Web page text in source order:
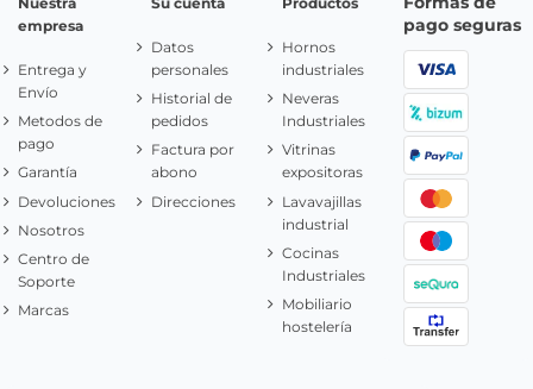
empresa
Entrega y
Envío
Metodos de
pago
Garantía
Devoluciones
Nosotros
Centro de
Soporte
Marcas
Datos
personales
Historial de
pedidos
Factura por
abono
Direcciones
Hornos
industriales
Neveras
Industriales
Vitrinas
expositoras
Lavavajillas
industrial
Cocinas
Industriales
Mobiliario
hostelería
pago seguras